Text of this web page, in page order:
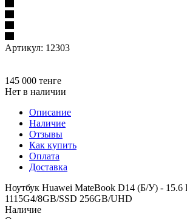
Артикул: 12303
145 000 тенге
Нет в наличии
Описание
Наличие
Отзывы
Как купить
Оплата
Доставка
Ноутбук Huawei MateBook D14 (Б/У) - 15.6
1115G4/8GB/SSD 256GB/UHD
Наличие